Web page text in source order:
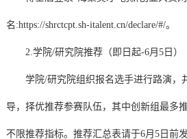
名:https://shrctcpt.sh-italent.cn/declare/#/。
2.学院/研究院推荐（即日起-6月5日）
学院/研究院组织报名选手进行路演，
导，择优推荐参赛队伍，其中创新组最多
不限推荐指标。推荐汇总表请于6月5日前